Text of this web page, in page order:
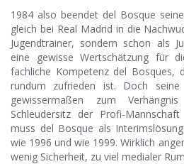
1984 also beendet del Bosque
gleich bei Real Madrid in die
Jugendtrainer, sondern schon als
eine gewisse Wertschätzung für
fachliche Kompetenz del Bosques,
rundum zufrieden ist. Doch
gewissermaßen zum
Schleudersitz der Profi-
muss del Bosque als
wie 1996 und wie 1999. Wirklich
wenig Sicherheit, zu viel medialer